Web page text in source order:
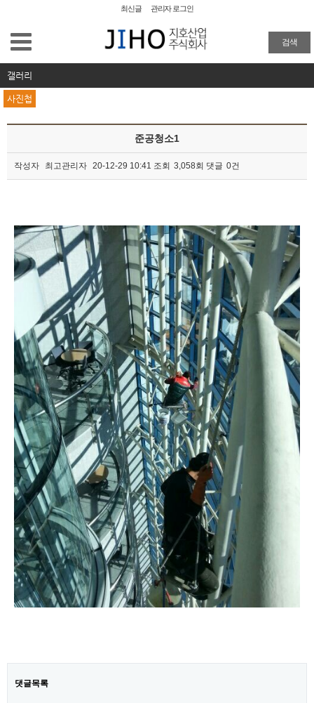
공장청소
외벽청소
준공청소
이사/입주청소
방역
주요업무 및 실적
갤러리
사진첩
최신글 관리자 로그인
검색
갤러리
사진첩
준공청소1
작성자 최고관리자 20-12-29 10:41 조회 3,058회 댓글 0건
댓글목록